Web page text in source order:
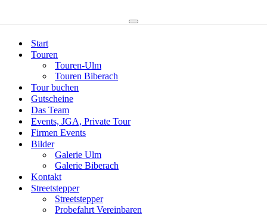
Start
Touren
Touren-Ulm
Touren Biberach
Tour buchen
Gutscheine
Das Team
Events, JGA, Private Tour
Firmen Events
Bilder
Galerie Ulm
Galerie Biberach
Kontakt
Streetstepper
Streetstepper
Probefahrt Vereinbaren
Navigations-